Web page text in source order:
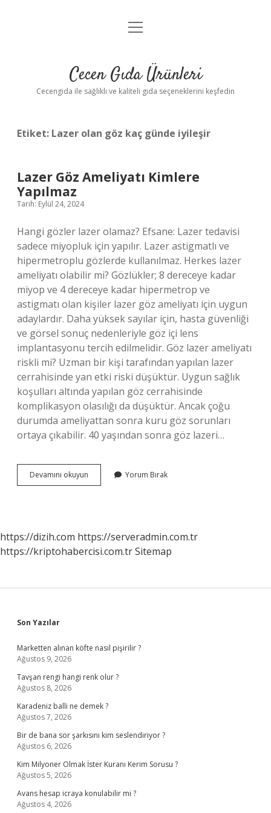
Anasayfa
Yasal Uyarı
menüyü
Cecen Gıda Ürünleri
Cecengida ile sağlıklı ve kaliteli gıda seçeneklerini keşfedin
Etiket: Lazer olan göz kaç günde iyileşir
Lazer Göz Ameliyatı Kimlere
Yapılmaz
Tarih: Eylül 24, 2024
Hangi gözler lazer olamaz? Efsane: Lazer tedavisi
sadece miyopluk için yapılır. Lazer astigmatlı ve
hipermetroplu gözlerde kullanılmaz. Herkes lazer
ameliyatı olabilir mi? Gözlükler; 8 dereceye kadar
miyop ve 4 dereceye kadar hipermetrop ve
astigmatı olan kişiler lazer göz ameliyatı için uygun
adaylardır. Daha yüksek sayılar için, hasta güvenliği
ve görsel sonuç nedenleriyle göz içi lens
implantasyonu tercih edilmelidir. Göz lazer ameliyatı
riskli mi? Uzman bir kişi tarafından yapılan lazer
cerrahisinde yan etki riski düşüktür. Uygun sağlık
koşulları altında yapılan göz cerrahisinde
komplikasyon olasılığı da düşüktür. Ancak çoğu
durumda ameliyattan sonra kuru göz sorunları
ortaya çıkabilir. 40 yaşından sonra göz lazeri…
Devamını okuyun
Göz
Yorum Bırak
https://dizih.com https://serveradmin.com.tr
https://kriptohabercisi.com.trSitemap
Sidebar
Son Yazılar
Marketten alınan köfte nasıl pişirilir ?
Ağustos 9, 2026
Tavşan rengi hangi renk olur ?
Ağustos 8, 2026
Karadeniz balli ne demek ?
Ağustos 7, 2026
Bir de bana sor şarkısını kim seslendiriyor ?
Ağustos 6, 2026
Kim Milyoner Olmak İster Kuranı Kerim Sorusu ?
Ağustos 5, 2026
Avans hesap icraya konulabilir mi ?
Ağustos 4, 2026